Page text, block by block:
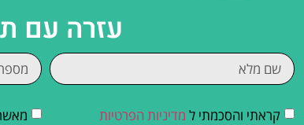
עזרה עם
קראתי והסכמתי ל מדיניות הפרטיות